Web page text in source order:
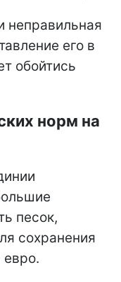
неправильная
его в
обойтись
норм на
песок,
сохранения